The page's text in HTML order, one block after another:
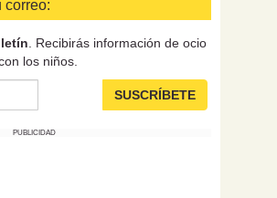
correo:
. Recibirás información de ocio
los niños.
SUSCRÍBETE
PUBLICIDAD